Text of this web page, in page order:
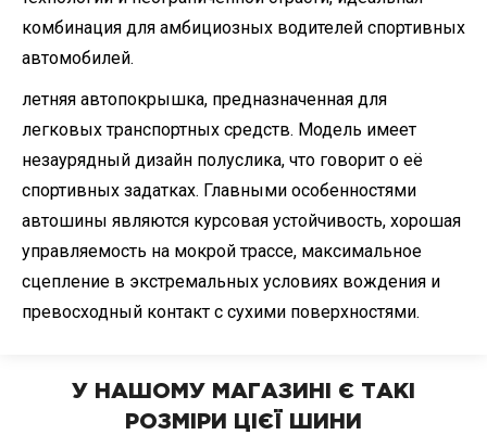
комбинация для амбициозных водителей спортивных
автомобилей.
летняя автопокрышка, предназначенная для
легковых транспортных средств. Модель имеет
незаурядный дизайн полуслика, что говорит о её
спортивных задатках. Главными особенностями
автошины являются курсовая устойчивость, хорошая
управляемость на мокрой трассе, максимальное
сцепление в экстремальных условиях вождения и
превосходный контакт с сухими поверхностями.
У НАШОМУ МАГАЗИНІ Є ТАКІ
РОЗМІРИ ЦІЄЇ ШИНИ